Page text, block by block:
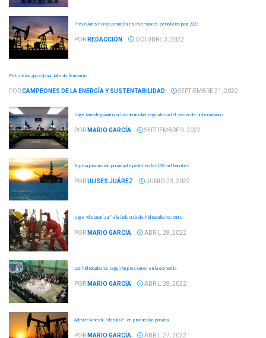
Prevé Amexhi recuperación en inversiones petroleras para 2023
POR REDACCIÓN OCTUBRE 3, 2022
Petroleros apuestan al talento femenino
PORCAMPEONES DE LA ENERGÍA Y SUSTENTABILIDAD SEPTIEMBRE 21, 2022
Urge Amexhi garantizar la continuidad regulatoria del sector de hidrocarburos
POR MARIO GARCÍA SEPTIEMBRE 9, 2022
Supera producción privada de petróleo los 100 mil barriles
PORULISES JUÁREZ JUNIO 23, 2022
Urge “desatanizar” a la industria de hidrocarburos: ONU
POR MARIO GARCÍA ABRIL 28, 2022
Los hidrocarburos seguirán presentes en la economía
POR MARIO GARCÍA ABRIL 28, 2022
Admite Amexhi “desfase” en producción privada
POR MARIO GARCÍA ABRIL 27, 2022